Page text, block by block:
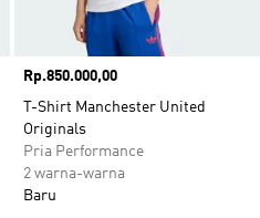
Harga
Rp.850.000,00
T-Shirt Manchester United
Originals
Pria Performance
2 warna-warna
Baru